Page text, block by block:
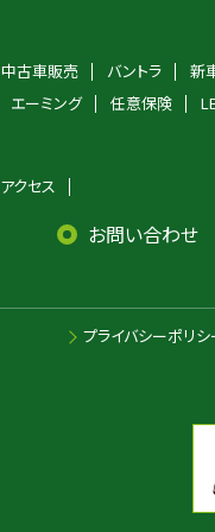
中古車販売 バントラ
新
エーミング 任意保険
アクセス
お問い合わせ
プライバシーポリシ